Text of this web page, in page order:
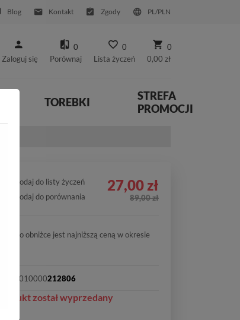
Blog Kontakt Zgody PL/PLN
Zaloguj się
0
Porównaj
0
Lista życzeń
0
0,00 zł
TOREBKI
STREFA
PROMOCJI
Dodaj do listy życzeń
Dodaj do porównania
27,00 zł
89,00 zł
Cena po obniżce jest najniższą ceną w okresie
2010000212806
Produkt został wyprzedany